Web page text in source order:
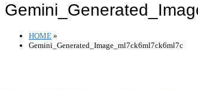
HOME »
Gemini_Generated_Image_ml7ck6ml7ck6ml7c